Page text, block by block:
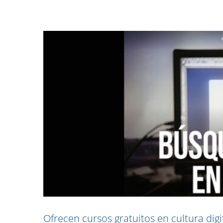
Ofrecen cursos gratuitos en cultura